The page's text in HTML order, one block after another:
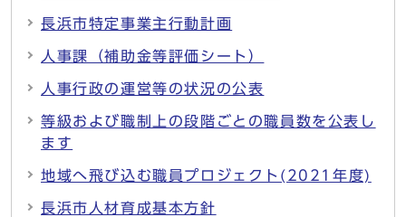
長浜市特定事業主行動計画
人事課（補助金等評価シート）
人事行政の運営等の状況の公表
等級および職制上の段階ごとの職員数を公表し
ます
地域へ飛び込む職員プロジェクト(2021年度)
長浜市人材育成基本方針